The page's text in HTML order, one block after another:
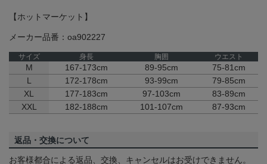
【ホットマーケット】
メーカー品番：oa902227
サイズ 身長 胸囲 ウエスト
M 167-173cm 89-95cm
75-81cm
L
172-178cm 93-99cm
79-85cm
XL
177-183cm 97-103cm
83-89cm
XXL
182-188cm 101-107cm 87-93cm
返品・交換について
お客様都合による返品、交換、キャンセルはお受けできません。